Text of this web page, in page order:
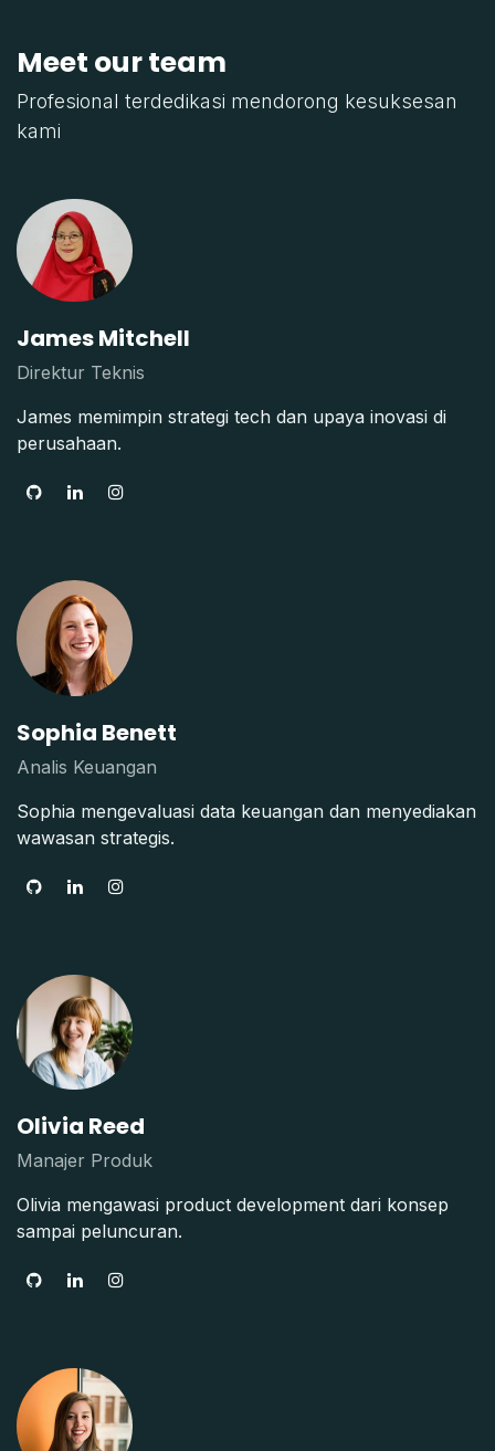
Meet our team
Profesional terdedikasi mendorong kesuksesan
kami
James Mitchell
Direktur Teknis
James memimpin strategi tech dan upaya inovasi di
perusahaan.
Sophia Benett
Analis Keuangan
Sophia mengevaluasi data keuangan dan menyediakan
wawasan strategis.
Olivia Reed
Manajer Produk
Olivia mengawasi product development dari konsep
sampai peluncuran.